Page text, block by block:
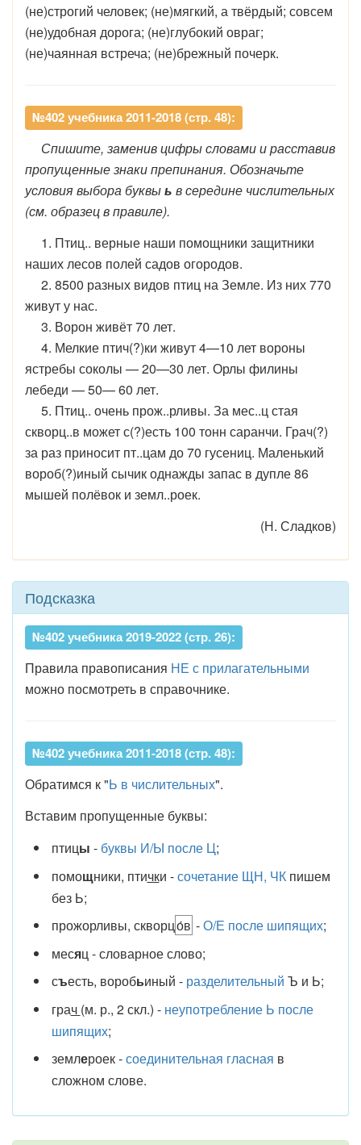
(не)строгий человек; (не)мягкий, а твёрдый; совсем
(не)удобная дорога; (не)глубокий овраг;
(не)чаянная встреча; (не)брежный почерк.
№402 учебника 2011-2018 (стр. 48):
Спишите, заменив цифры словами и расставив
пропущенные знаки препинания. Обозначьте
условия выбора буквыь в середине числительных
(см. образец в правиле).
1. Птиц.. верные наши помощники защитники
наших лесов полей садов огородов.
2. 8500 разных видов птиц на Земле. Из них 770
живут у нас.
3. Ворон живёт 70 лет.
4. Мелкие птич(?)ки живут 4—10 лет вороны
ястребы соколы — 20—30 лет. Орлы филины
лебеди — 50— 60 лет.
5. Птиц.. очень прож..рливы. За мес..ц стая
скворц..в может с(?)есть 100 тонн саранчи. Грач(?)
за раз приносит пт..цам до 70 гусениц. Маленький
вороб(?)иный сычик однажды запас в дупле 86
мышей полёвок и земл..роек.
(Н. Сладков)
Подсказка
№402 учебника 2019-2022 (стр. 26):
Правила правописания НЕ с прилагательными
можно посмотреть в справочнике.
№402 учебника 2011-2018 (стр. 48):
Обратимся к "Ь в числительных".
Вставим пропущенные буквы:
птицы - буквы И/Ы после Ц;
помощники, птички -сочетание ЩН, ЧКпишем
без Ь;
прожорливы, скворцо́в -О/Е после шипящих;
месяц - словарное слово;
съесть, воробьиный - разделительный Ъ и Ь;
грач (м. р., 2 скл.) - неупотребление Ь после
шипящих;
землероек -соединительная гласная в
сложном слове.